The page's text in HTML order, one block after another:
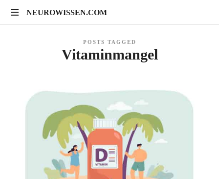
NEUROWISSEN.COM
NEUROWISSEN.COM
Gehirngesundheit,
neuropsychologische
POSTS TAGGED
Vitaminmangel